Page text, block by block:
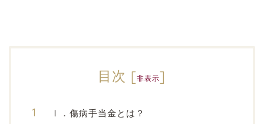
目次 [非表示]
Ⅰ．傷病手当金とは？